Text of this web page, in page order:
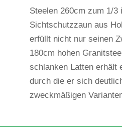
Steelen 260cm zum 1/3
Sichtschutzzaun aus
erfüllt nicht nur seinen
180cm hohen
schlanken Latten erhält
durch die er sich
zweckmäßigen